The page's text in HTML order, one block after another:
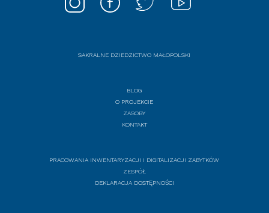
SAKRALNE DZIEDZICTWO MAŁOPOLSKI
BLOG
O PROJEKCIE
ZASOBY
KONTAKT
PRACOWANIA INWENTARYZACJI I DIGITALIZACJI ZABYTKÓW
ZESPÓŁ
DEKLARACJA DOSTĘPNOŚCI